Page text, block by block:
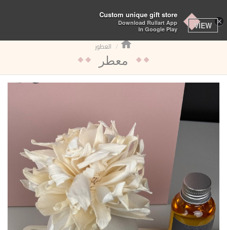
تبديل
التنقل
العطور
معطر
×
Custom unique gift store
Download Rullart App
In Google Play
VIEW